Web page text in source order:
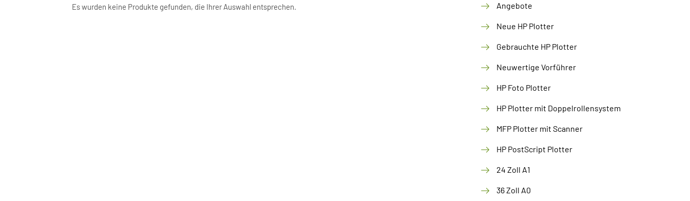
Es wurden keine Produkte gefunden, die Ihrer Auswahl entsprechen. Angebote
Neue HP Plotter
Gebrauchte HP Plotter
Neuwertige Vorführer
HP Foto Plotter
HP Plotter mit Doppelrollensystem
MFP Plotter mit Scanner
HP PostScript Plotter
24 Zoll A1
36 Zoll A0